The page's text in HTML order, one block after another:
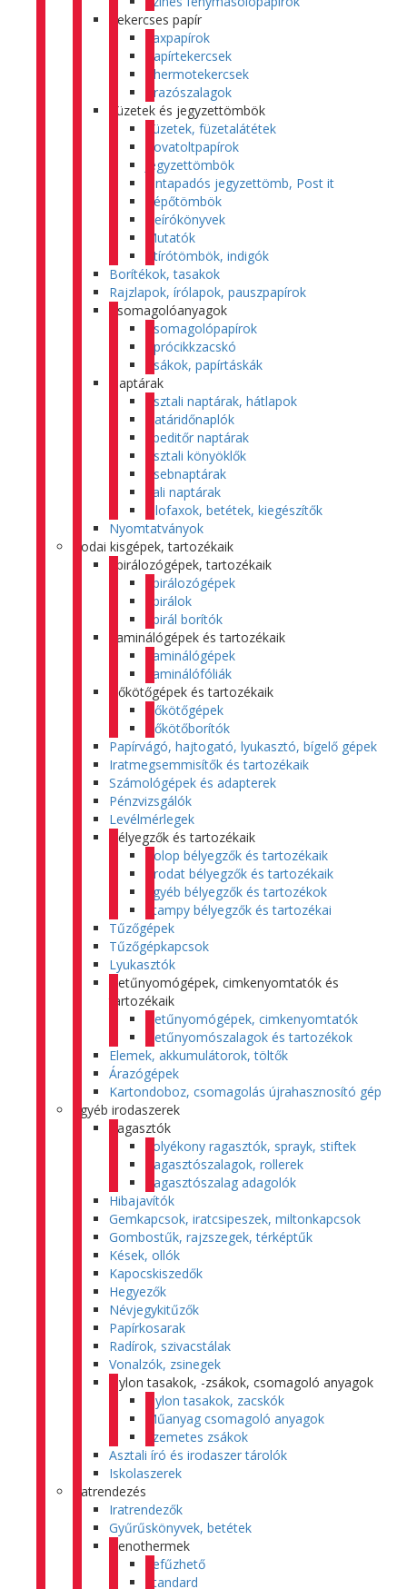
Tekercses papír
Faxpapírok
Papírtekercsek
Thermotekercsek
Árazószalagok
Füzetek és jegyzettömbök
Füzetek, füzetalátétek
Rovatoltpapírok
Jegyzettömbök
Öntapadós jegyzettömb, Post it
Tépőtömbök
Beírókönyvek
Mutatók
Átírótömbök, indigók
Borítékok, tasakok
Rajzlapok, írólapok, pauszpapírok
Csomagolóanyagok
Csomagolópapírok
Aprócikkzacskó
Zsákok, papírtáskák
Naptárak
Asztali naptárak, hátlapok
Határidőnaplók
Speditőr naptárak
Asztali könyöklők
Zsebnaptárak
Fali naptárak
Filofaxok, betétek, kiegészítők
Nyomtatványok
Irodai kisgépek, tartozékaik
Spirálozógépek, tartozékaik
Spirálozógépek
Spirálok
Spirál borítók
Laminálógépek és tartozékaik
Laminálógépek
Laminálófóliák
Hőkötőgépek és tartozékaik
Hőkötőgépek
Hőkötőborítók
Papírvágó, hajtogató, lyukasztó, bígelő gépek
Iratmegsemmisítők és tartozékaik
Számológépek és adapterek
Pénzvizsgálók
Levélmérlegek
Bélyegzők és tartozékaik
Colop bélyegzők és tartozékaik
Trodat bélyegzők és tartozékaik
Egyéb bélyegzők és tartozékok
Stampy bélyegzők és tartozékai
Tűzőgépek
Tűzőgépkapcsok
Lyukasztók
Betűnyomógépek, cimkenyomtatók és
tartozékaik
Betűnyomógépek, cimkenyomtatók
Betűnyomószalagok és tartozékok
Elemek, akkumulátorok, töltők
Árazógépek
Kartondoboz, csomagolás újrahasznosító gép
Egyéb irodaszerek
Ragasztók
Folyékony ragasztók, sprayk, stiftek
Ragasztószalagok, rollerek
Ragasztószalag adagolók
Hibajavítók
Gemkapcsok, iratcsipeszek, miltonkapcsok
Gombostűk, rajzszegek, térképtűk
Kések, ollók
Kapocskiszedők
Hegyezők
Névjegykitűzők
Papírkosarak
Radírok, szivacstálak
Vonalzók, zsinegek
Nylon tasakok, -zsákok, csomagoló anyagok
Nylon tasakok, zacskók
Műanyag csomagoló anyagok
Szemetes zsákok
Asztali író és irodaszer tárolók
Iskolaszerek
Iratrendezés
Iratrendezők
Gyűrűskönyvek, betétek
Genothermek
Lefűzhető
Standard